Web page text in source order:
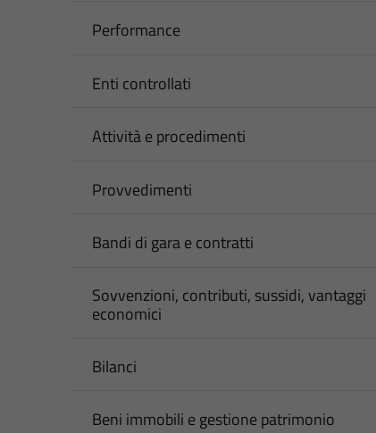
Performance
Enti controllati
Attività e procedimenti
Provvedimenti
Bandi di gara e contratti
Sovvenzioni, contributi, sussidi, vantaggi
economici
Bilanci
Beni immobili e gestione patrimonio